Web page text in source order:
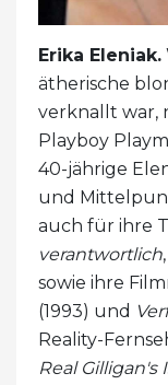
Erika Eleniak.
ätherische
verknallt war,
Playboy
40-jährige
und
auch für ihre
verantwortlich,
sowie ihre
(1993) und
Reality-
Real Gilligan's